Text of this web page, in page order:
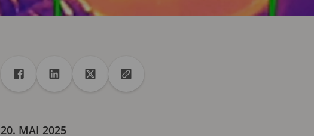
Partager
Partager dans Facebook
Partager dans Linkedin
Partager dans XCopier url dans le presse-papiers
20. MAI 2025